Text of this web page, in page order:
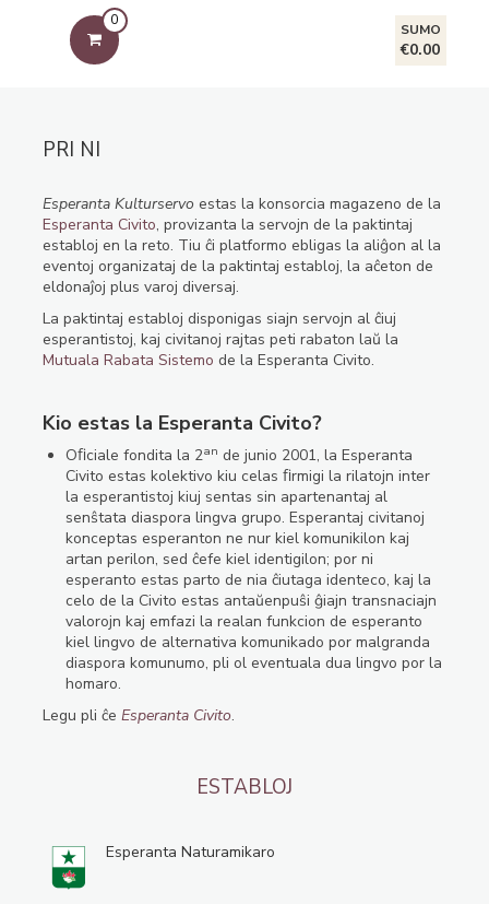
0
SUMO
€0.00
PRI NI
Esperanta Kulturservo estas la konsorcia magazeno de la
Esperanta Civito, provizanta la servojn de la paktintaj
establoj en la reto. Tiu ĉi platformo ebligas la aliĝon al la
eventoj organizataj de la paktintaj establoj, la aĉeton de
eldonaĵoj plus varoj diversaj.
La paktintaj establoj disponigas siajn servojn al ĉiuj
esperantistoj, kaj civitanoj rajtas peti rabaton laŭ la
Mutuala Rabata Sistemo de la Esperanta Civito.
Kio estas la Esperanta Civito?
Oﬁciale fondita la 2an de junio 2001, la Esperanta
Civito estas kolektivo kiu celas ﬁrmigi la rilatojn inter
la esperantistoj kiuj sentas sin apartenantaj al
senŝtata diaspora lingva grupo. Esperantaj civitanoj
konceptas esperanton ne nur kiel komunikilon kaj
artan perilon, sed ĉefe kiel identigilon; por ni
esperanto estas parto de nia ĉiutaga identeco, kaj la
celo de la Civito estas antaŭenpuŝi ĝiajn transnaciajn
valorojn kaj emfazi la realan funkcion de esperanto
kiel lingvo de alternativa komunikado por malgranda
diaspora komunumo, pli ol eventuala dua lingvo por la
homaro.
Legu pli ĉe Esperanta Civito.
ESTABLOJ
Esperanta Naturamikaro